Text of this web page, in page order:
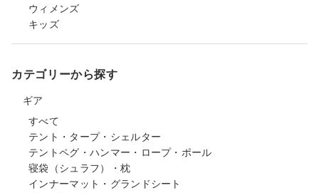
ウィメンズ
キッズ
カテゴリーから探す
ギア
すべて
テント・タープ・シェルター
テントペグ・ハンマー・ロープ・ポール
寝袋（シュラフ）・枕
インナーマット・グランドシート